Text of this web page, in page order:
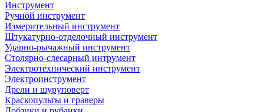
Инструмент
Ручной инструмент
Измерительный инструмент
Штукатурно-отделочный инструмент
Ударно-рычажный инструмент
Столярно-слесарный интрумент
Электротехнический инструмент
Электроинструмент
Дрели и шуруповерт
Краскопульты и граверы